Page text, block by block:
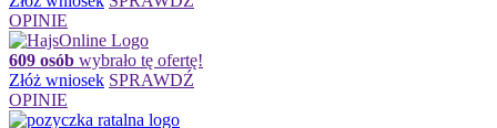
OPINIE
609 osób wybrało tę ofertę!
Złóż wniosek SPRAWDŹ
OPINIE